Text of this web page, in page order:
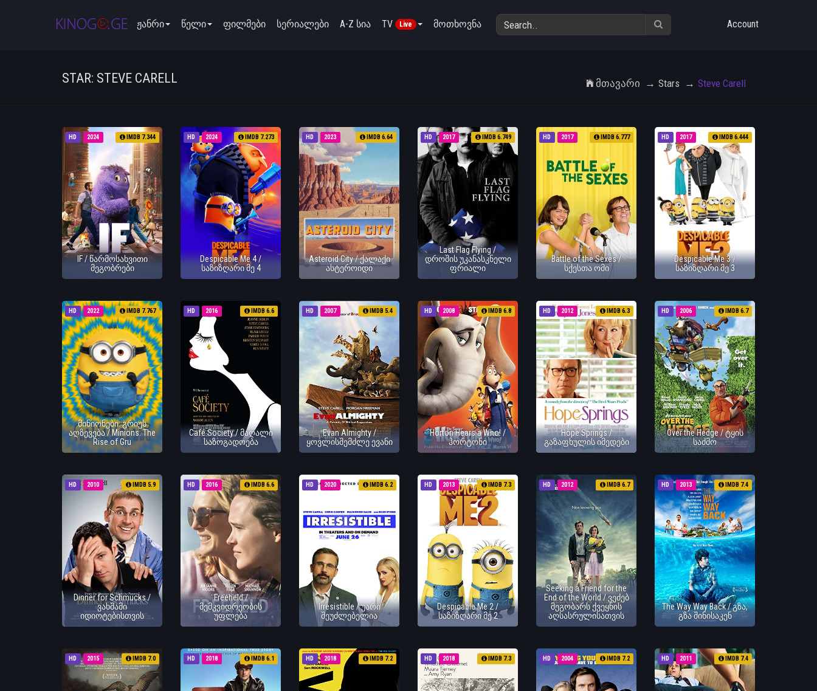
ჟანრი წელი ფილმები სერიალები A-Z სია TV Live მოთხოვნა Account
STAR: STEVE CARELL Მთავარი Stars Steve Carell
HD 2024 IMDB 7.344
IF / წარმოსახვითი
მეგობრები
HD 2024 IMDB 7.273
Despicable Me 4 /
საზიზღარი მე 4
HD 2023 IMDB 6.64
Asteroid City / ქალაქი
ასტეროიდი
HD 2017 IMDB 6.749
Last Flag Flying /
დროშის უკანასკნელი
ფრიალი
HD 2017 IMDB 6.777
Battle of the Sexes /
სქესთა ომი
HD 2017 IMDB 6.444
Despicable Me 3 /
საზიზღარი მე 3
HD 2022 IMDB 7.767
მინიონები: გრიუს
აღზევება / Minions: The
Rise of Gru
HD 2016 IMDB 6.6
Café Society / მაღალი
საზოგადოება
HD 2007 IMDB 5.4
Evan Almighty /
ყოვლისშემძლე ევანი
HD 2008 IMDB 6.8
Horton Hears a Who! /
ჰორტონი
HD 2012 IMDB 6.3
Hope Springs /
გაზაფხულის იმედები
HD 2006 IMDB 6.7
Over the Hedge / ტყის
საძმო
HD 2010 IMDB 5.9
Dinner for Schmucks /
ვახშამი
იდიოტებისთვის
HD 2016 IMDB 6.6
Freeheld /
მემკვიდრეობის
უფლება
HD 2020 IMDB 6.2
Irresistible / უარი
შეუძლებელია
HD 2013 IMDB 7.3
Despicable Me 2 /
საზიზღარი მე 2
HD 2012 IMDB 6.7
Seeking a Friend for the
End of the World / ვეძებ
მეგობარს ქვეყნის
აღსასრულისათვის
HD 2013 IMDB 7.4
The Way Way Back / გზა,
გზა შინისაკენ
HD 2015 IMDB 7.0 HD 2018 IMDB 6.1 HD 2018 IMDB 7.2 HD 2018 IMDB 7.3 HD 2004 IMDB 7.2 HD 2011 IMDB 7.4